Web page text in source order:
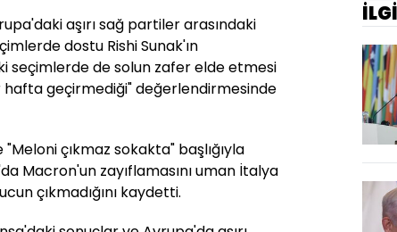
aşırı sağ partiler arasındaki
dostu Rishi Sunak'ın
seçimlerde de solun zafer elde etmesi
hafta geçirmediği" değerlendirmesinde
çıkmaz sokakta" başlığıyla
Macron'un zayıflamasını uman İtalya
çıkmadığını kaydetti.